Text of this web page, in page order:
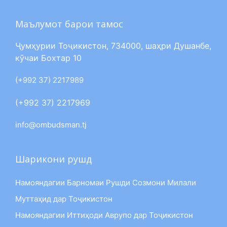
Маълумот барои тамос
Ҷумҳурии Тоҷикистон, 734000, шаҳри Душанбе,
кӯчаи Бохтар 10
(+992 37) 2217989
(+992 37) 2217969
info@ombudsman.tj
Шарикони рушд
Намояндагии Барномаи Рушди Созмони Милали
Муттаҳид дар Тоҷикистон
Намояндагии Иттиҳоди Аврупо дар Тоҷикистон